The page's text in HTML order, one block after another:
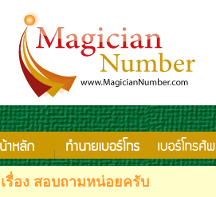
เรื่อง สอบถามหน่อยครับ